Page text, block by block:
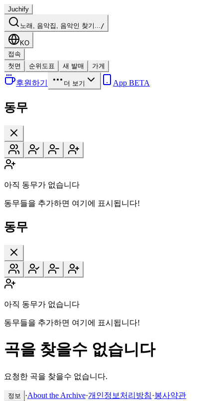
Juchify
노래, 음악집, 음악인 찾기.../
KO
접속
첫면
순위도표 새 발매 가게
후원하기 더 보기 App BETA
동무
아직 동무가 없습니다
동무들을 추가하면 여기에 표시됩니다!
동무
아직 동무가 없습니다
동무들을 추가하면 여기에 표시됩니다!
곡을 찾을수 없습니다
요청한 곡을 찾을수 없습니다.
정보 ·About the Archive·개인정보처리방침·봉사약관